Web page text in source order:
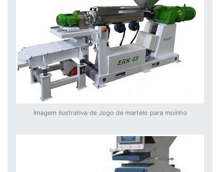
Imagem ilustrativa de Jogo de martelo para moinho